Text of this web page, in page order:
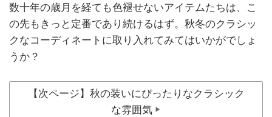
数十年の歳月を経ても色褪せないアイテムたちは、こ
の先もきっと定番であり続けるはず。秋冬のクラシッ
クなコーディネートに取り入れてみてはいかがでしょ
うか？
【次ページ】秋の装いにぴったりなクラシック
な雰囲気 ▶